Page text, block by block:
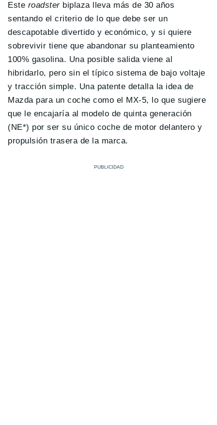
Este roadsterbiplaza lleva más de 30 años
sentando el criterio de lo que debe ser un
descapotable divertido y económico, y si quiere
sobrevivir tiene que abandonar su planteamiento
100% gasolina. Una posible salida viene al
hibridarlo, pero sin el típico sistema de bajo voltaje
y tracción simple. Una patente detalla la idea de
Mazda para un coche como el MX-5, lo que sugiere
que le encajaría al modelo de quinta generación
(NE*) por ser su único coche de motor delantero y
propulsión trasera de la marca.